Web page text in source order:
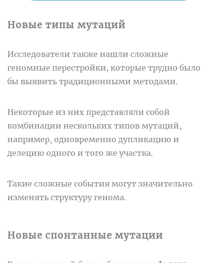
Новые типы мутаций
Исследователи также нашли сложные
геномные перестройки, которые трудно было
бы выявить традиционными методами.
Некоторые из них представляли собой
комбинации нескольких типов мутаций,
например, одновременно дупликацию и
делецию одного и того же участка.
Такие сложные события могут значительно
изменять структуру генома.
Новые спонтанные мутации